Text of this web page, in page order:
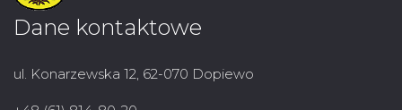
Dane kontaktowe
ul. Konarzewska 12, 62-070 Dopiewo